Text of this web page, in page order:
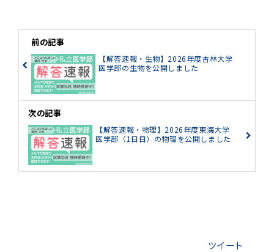
前の記事
【解答速報・生物】2026年度杏林大学
医学部の生物を公開しました
次の記事
【解答速報・物理】2026年度東海大学
医学部（1日目）の物理を公開しました
ツイート